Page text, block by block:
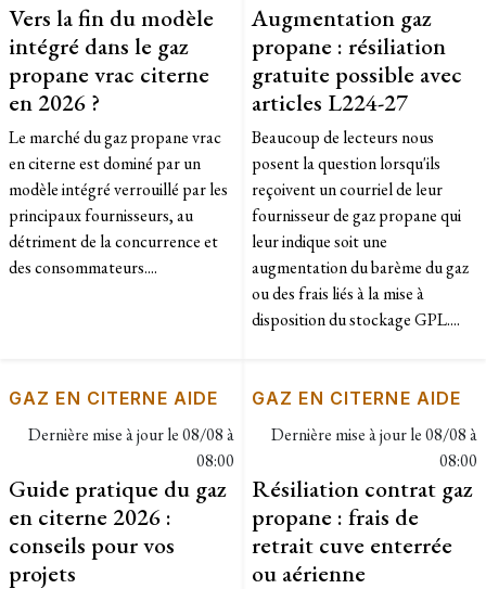
Vers la fin du modèle
intégré dans le gaz
propane vrac citerne
en 2026 ?
Le marché du gaz propane vrac
en citerne est dominé par un
modèle intégré verrouillé par les
principaux fournisseurs, au
détriment de la concurrence et
des consommateurs....
Augmentation gaz
propane : résiliation
gratuite possible avec
articles L224-27
Beaucoup de lecteurs nous
posent la question lorsqu'ils
reçoivent un courriel de leur
fournisseur de gaz propane qui
leur indique soit une
augmentation du barème du gaz
ou des frais liés à la mise à
disposition du stockage GPL....
GAZ EN CITERNE AIDE
Dernière mise à jour le08/08 à
08:00
Guide pratique du gaz
en citerne 2026 :
conseils pour vos
projets
GAZ EN CITERNE AIDE
Dernière mise à jour le08/08 à
08:00
Résiliation contrat gaz
propane : frais de
retrait cuve enterrée
ou aérienne